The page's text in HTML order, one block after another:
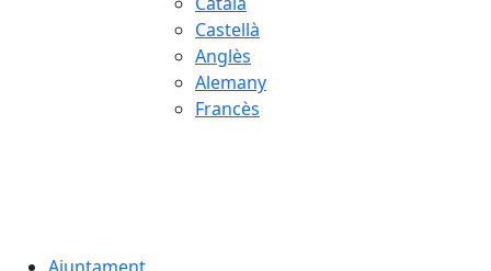
Castellà
Anglès
Alemany
Francès